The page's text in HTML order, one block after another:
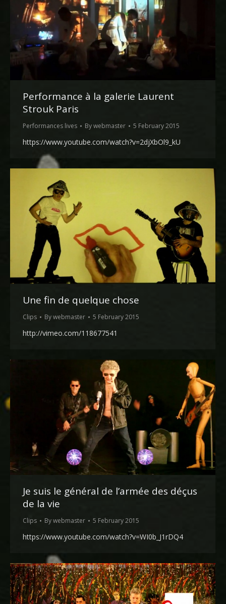
Performance à la galerie Laurent
Strouk Paris
Performances lives Bywebmaster 5 February 2015
https://www.youtube.com/watch?v=2djXbOl9_kU
Une fin de quelque chose
Clips Bywebmaster 5 February 2015
http://vimeo.com/118677541
Je suis le général de l’armée des déçus
de la vie
Clips Bywebmaster 5 February 2015
https://www.youtube.com/watch?v=WI0b_J1rDQ4